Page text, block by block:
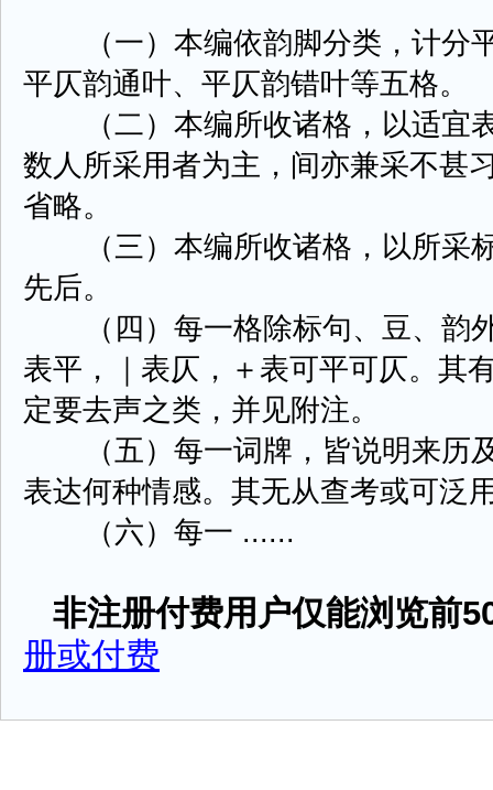
（一）本编依韵脚分类，计分
平仄韵通叶、平仄韵错叶等五格。
（二）本编所收诸格，以适宜
数人所采用者为主，间亦兼采不甚
省略。
（三）本编所收诸格，以所采
先后。
（四）每一格除标句、豆、韵
表平，｜表仄，＋表可平可仄。其
定要去声之类，并见附注。
（五）每一词牌，皆说明来历
表达何种情感。其无从查考或可泛
（六）每一 ......
非注册付费用户仅能浏览前
册或付费